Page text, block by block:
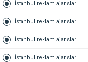
İstanbul reklam ajansları
İstanbul reklam ajansları
İstanbul reklam ajansları
İstanbul reklam ajansları